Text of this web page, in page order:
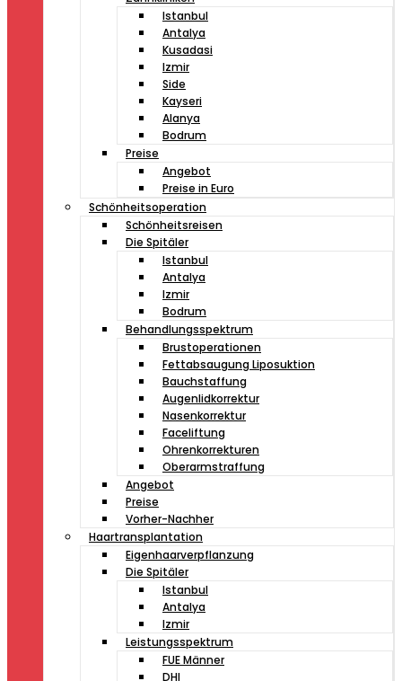
Istanbul
Antalya
Kusadasi
Izmir
Side
Kayseri
Alanya
Bodrum
Preise
Angebot
Preise in Euro
Schönheitsoperation
Schönheitsreisen
Die Spitäler
Istanbul
Antalya
Izmir
Bodrum
Behandlungsspektrum
Brustoperationen
Fettabsaugung Liposuktion
Bauchstaffung
Augenlidkorrektur
Nasenkorrektur
Faceliftung
Ohrenkorrekturen
Oberarmstraffung
Angebot
Preise
Vorher-Nachher
Haartransplantation
Eigenhaarverpflanzung
Die Spitäler
Istanbul
Antalya
Izmir
Leistungsspektrum
FUE Männer
DHI